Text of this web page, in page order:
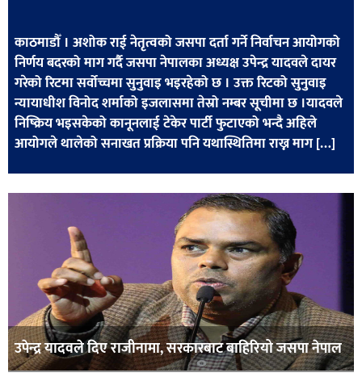
अर्थ
खेलकुद
मनोरञ्जन
फोटो
भिडियो
शिक्षा
विचार
स्वास्थ्य
काठमाडौँ । अशोक राई नेतृत्वको जसपा दर्ता गर्ने निर्वाचन आयोगको
निर्णय बदरको माग गर्दै जसपा नेपालका अध्यक्ष उपेन्द्र यादवले दायर
गरेको रिटमा सर्वोच्चमा सुनुवाइ भइरहेको छ । उक्त रिटको सुनुवाइ
न्यायाधीश विनोद शर्माको इजलासमा तेस्रो नम्बर सूचीमा छ ।यादवले
निष्क्रिय भइसकेको कानूनलाई टेकेर पार्टी फुटाएको भन्दै अहिले
आयोगले थालेको सनाखत प्रक्रिया पनि यथास्थितिमा राख्न माग […]
उपेन्द्र यादवले दिए राजीनामा, सरकारबाट बाहिरियो जसपा नेपाल